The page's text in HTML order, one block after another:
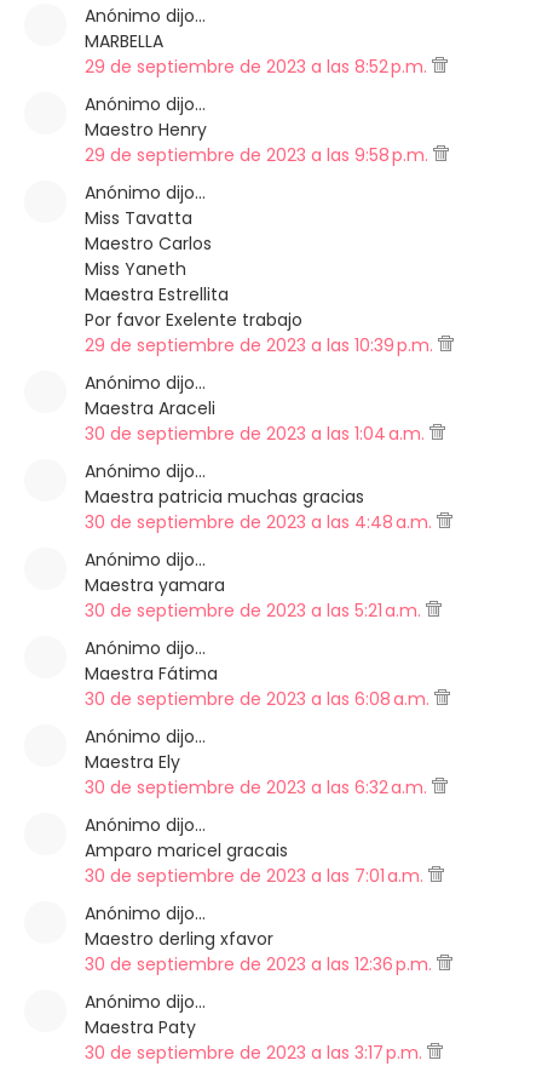
Anónimo dijo…
MARBELLA
29 de septiembre de 2023 a las 8:52 p.m.
Anónimo dijo…
Maestro Henry
29 de septiembre de 2023 a las 9:58 p.m.
Anónimo dijo…
Miss Tavatta
Maestro Carlos
Miss Yaneth
Maestra Estrellita
Por favor Exelente trabajo
29 de septiembre de 2023 a las 10:39 p.m.
Anónimo dijo…
Maestra Araceli
30 de septiembre de 2023 a las 1:04 a.m.
Anónimo dijo…
Maestra patricia muchas gracias
30 de septiembre de 2023 a las 4:48 a.m.
Anónimo dijo…
Maestra yamara
30 de septiembre de 2023 a las 5:21 a.m.
Anónimo dijo…
Maestra Fátima
30 de septiembre de 2023 a las 6:08 a.m.
Anónimo dijo…
Maestra Ely
30 de septiembre de 2023 a las 6:32 a.m.
Anónimo dijo…
Amparo maricel gracais
30 de septiembre de 2023 a las 7:01 a.m.
Anónimo dijo…
Maestro derling xfavor
30 de septiembre de 2023 a las 12:36 p.m.
Anónimo dijo…
Maestra Paty
30 de septiembre de 2023 a las 3:17 p.m.